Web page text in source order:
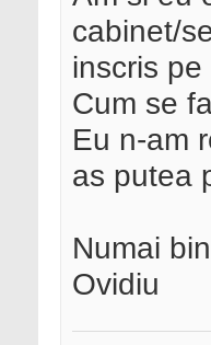
cabinet/
inscris
Cum se
Eu n-am
as putea
Numai
Ovidiu